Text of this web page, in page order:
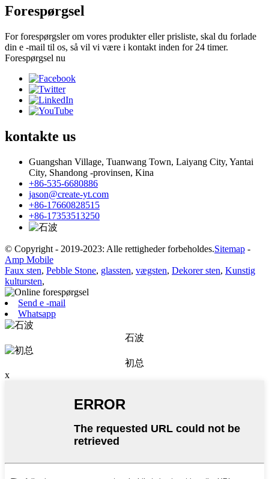
Forespørgsel
For forespørgsler om vores produkter eller prisliste, skal du forlade
din e -mail til os, så vil vi være i kontakt inden for 24 timer.
Forespørgsel nu
kontakte us
Guangshan Village, Tuanwang Town, Laiyang City, Yantai
City, Shandong -provinsen, Kina
+86-535-6680886
jason@create-yt.com
+86-17660828515
+86-17353513250
© Copyright - 2019-2023: Alle rettigheder forbeholdes.Sitemap -
Amp Mobile
Faux sten, Pebble Stone, glassten, vægsten, Dekorer sten, Kunstig
kultursten,
Send e -mail
Whatsapp
石波
初总
x